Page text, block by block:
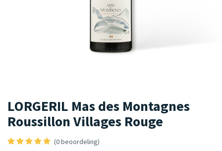
LORGERIL Mas des Montagnes
Roussillon Villages Rouge
(0 beoordeling)